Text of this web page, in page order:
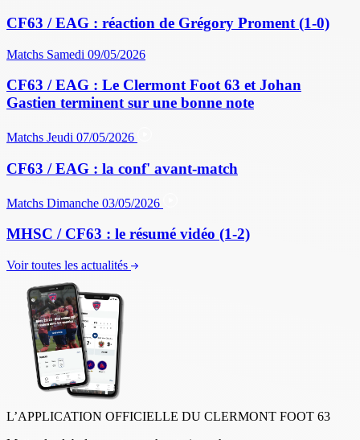
CF63 / EAG : réaction de Grégory Proment (1-0)
Matchs Samedi 09/05/2026
CF63 / EAG : Le Clermont Foot 63 et Johan
Gastien terminent sur une bonne note
Matchs Jeudi 07/05/2026
CF63 / EAG : la conf' avant-match
Matchs Dimanche 03/05/2026
MHSC / CF63 : le résumé vidéo (1-2)
Voir toutes les actualités
L’APPLICATION OFFICIELLE DU CLERMONT FOOT 63